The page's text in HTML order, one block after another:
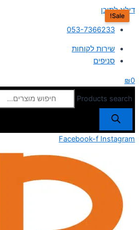
דילוג לתוכן
053-7366233
שירות לקוחות
סניפים
₪0
Products search
Facebook-f Instagram
Sale!